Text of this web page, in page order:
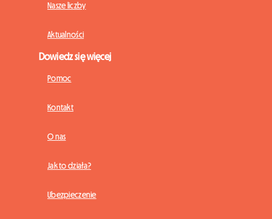
Nasze liczby
Aktualności
Dowiedz się więcej
Pomoc
Kontakt
O nas
Jak to działa?
Ubezpieczenie